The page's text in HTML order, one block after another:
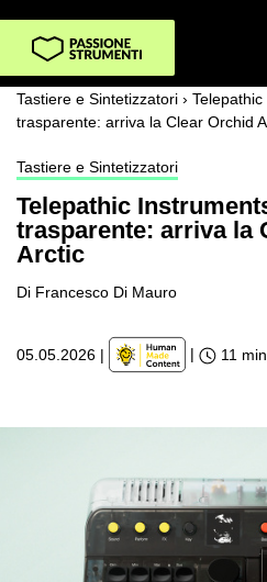
Tastiere e Sintetizzatori ›
trasparente: arriva la Clear Orchid
Tastiere e Sintetizzatori
Telepathic
trasparente: arriva la
Arctic
Di Francesco Di Mauro
05.05.2026 | | 11